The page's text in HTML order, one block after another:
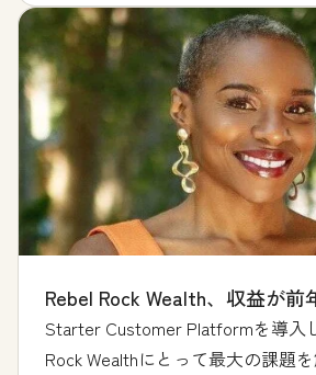
Rebel Rock Wealth、収益が前
Starter Customer Platformを導入
Rock Wealthにとって最大の課題